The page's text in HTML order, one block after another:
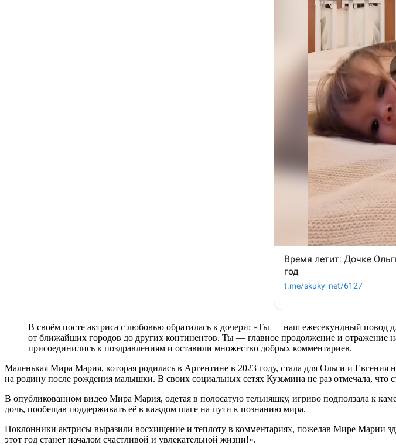
В своём посте актриса с любовью обратилась к дочери: «Ты — наш ежесекундный
от ближайших городов до других континентов. Ты — главное продолжение и
присоединились к поздравлениям и оставили множество добрых комментариев.
Маленькая Мира Мария, которая родилась в Аргентине в 2023 году, стала для Ольги и Евгения
на родину после рождения малышки. В своих социальных сетях Кузьмина не раз отмечала, что
В опубликованном видео Мира Мария, одетая в полосатую тельняшку, игриво подползала к
дочь, пообещав поддерживать её в каждом шаге на пути к познанию мира.
Поклонники актрисы выразили восхищение и теплоту в комментариях, пожелав Мире Марии
этот год станет началом счастливой и увлекательной жизни!».